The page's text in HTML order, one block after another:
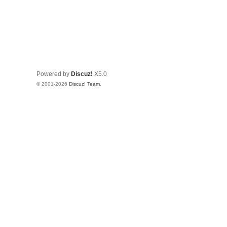
Powered by Discuz! X5.0
© 2001-2026 Discuz! Team